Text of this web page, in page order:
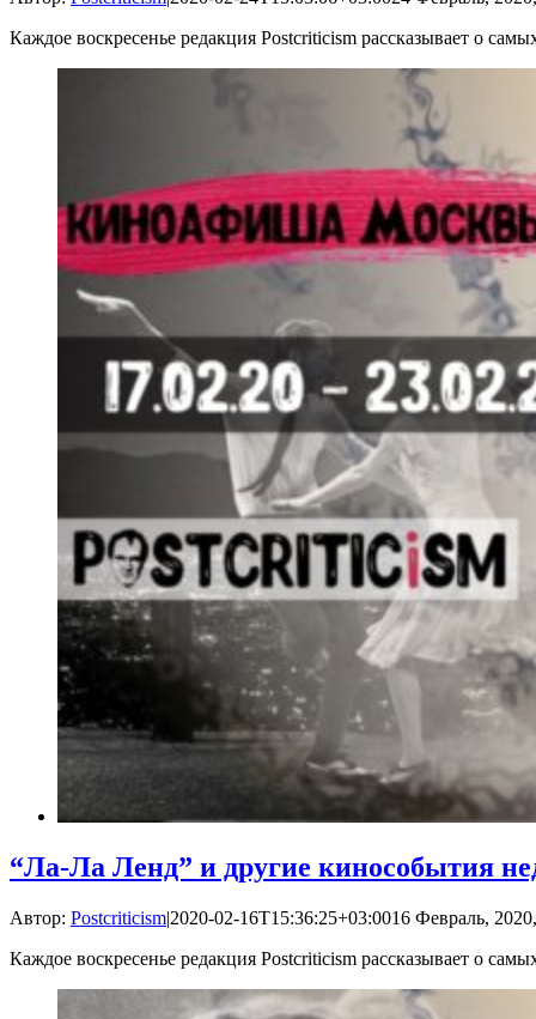
Каждое воскресенье редакция Postcriticism рассказывает о
“Ла-Ла Ленд” и другие кинособытия
Автор: Postcriticism|2020-02-16T15:36:25+03:0016 Февраль,
Каждое воскресенье редакция Postcriticism рассказывает о